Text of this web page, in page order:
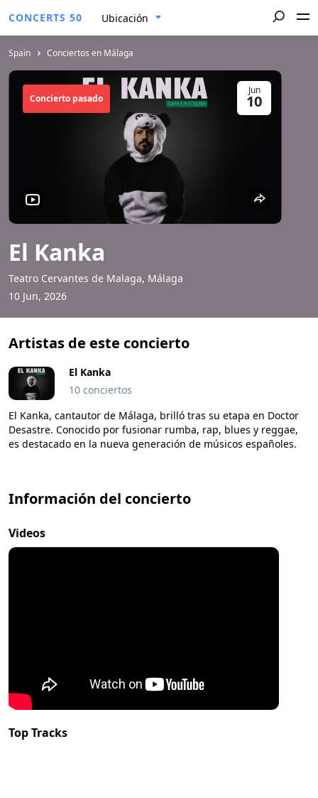
CONCERTS 50 Ubicación
Spain Conciertos en Málaga
El Kanka
10 Jun, 2026
Teatro Cervantes de Malaga, Málaga
Jun
10
Concierto pasado
Artistas de este concierto
El Kanka
10 conciertos
El Kanka, cantautor de Málaga, brilló tras su etapa en Doctor
Desastre. Conocido por fusionar rumba, rap, blues y reggae,
es destacado en la nueva generación de músicos españoles.
Información del concierto
Videos
Top Tracks